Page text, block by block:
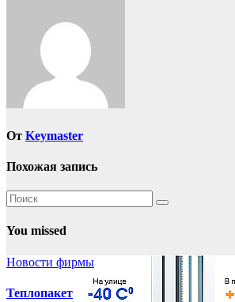
записям
От Keymaster
Похожая запись
You missed
Новости фирмы
Теплопакет